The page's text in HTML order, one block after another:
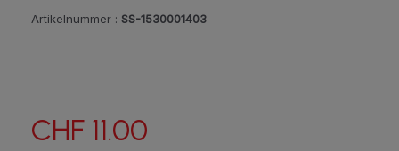
Artikelnummer : SS-1530001403
CHF 11.00